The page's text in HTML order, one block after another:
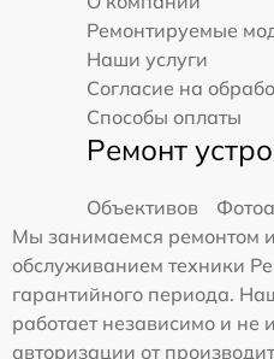
Ремонтируемые
Наши услуги
Согласие на
Способы оплаты
Ремонт
Объективов
Мы занимаемся ремонтом
обслуживанием техники
гарантийного периода.
работает независимо и не
авторизации от